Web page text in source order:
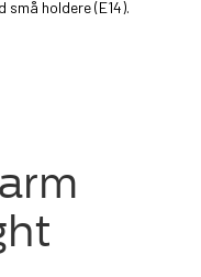
holdere (E14).